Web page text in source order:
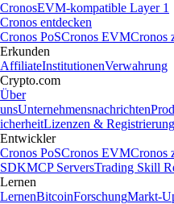
CronosEVM-kompatible Layer 1
Cronos entdecken
Cronos PoSCronos EVMCronos
Erkunden
AffiliateInstitutionenVerwahrung
Crypto.com
Über
unsUnternehmensnachrichten
icherheitLizenzen & Registrierung
Entwickler
Cronos PoSCronos EVMCronos
SDKMCP ServersTrading Skill
Lernen
LernenBitcoinForschungMarkt-